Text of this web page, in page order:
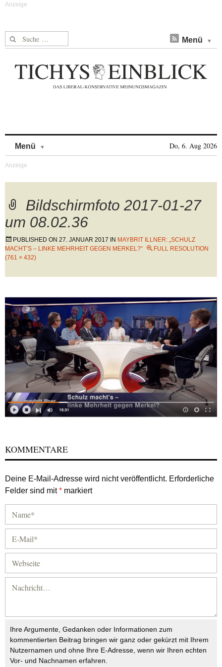
Suche nach: Menü
Menü Do, 6. Aug 2026
Bildschirmfoto 2017-01-27
um 08.02.36
PUBLISHED ON 27. JANUAR 2017 IN MAYBRIT ILLNER: „SCHULZ
MACHT’S – LINKE MEHRHEIT GEGEN MERKEL?“
FULL RESOLUTION
(761 × 432)
KOMMENTARE
Deine E-Mail-Adresse wird nicht veröffentlicht. Erforderliche
Felder sind mit* markiert
Ihre Argumente, Gedanken oder Informationen zum
kommentierten Beitrag bringen wir ganz oder gekürzt mit Ihrem
Nutzernamen und ohne Ihre E-Adresse, wenn wir Ihren echten
Vor- und Nachnamen erfahren.